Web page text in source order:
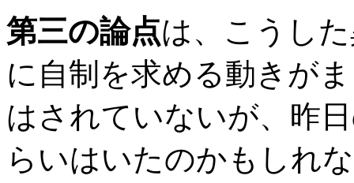
第三の論点は、こうし
に自制を求める動きが
はされていないが、昨
らいはいたのかもしれ